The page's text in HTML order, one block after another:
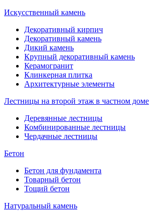
Искусственный камень
Декоративный кирпич
Декоративный камень
Дикий камень
Крупный декоративный камень
Керамогранит
Клинкерная плитка
Архитектурные элементы
Лестницы на второй этаж в частном доме
Деревянные лестницы
Комбинированные лестницы
Чердачные лестницы
Бетон
Бетон для фундамента
Товарный бетон
Тощий бетон
Натуральный камень